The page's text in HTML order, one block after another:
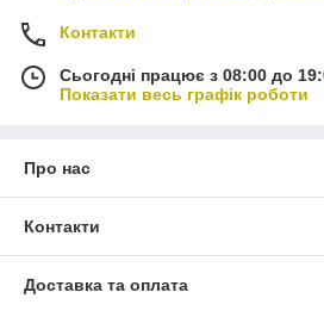
Контакти
Сьогодні працює з 08:00 до
Показати весь графік роботи
Про нас
Контакти
Доставка та оплата